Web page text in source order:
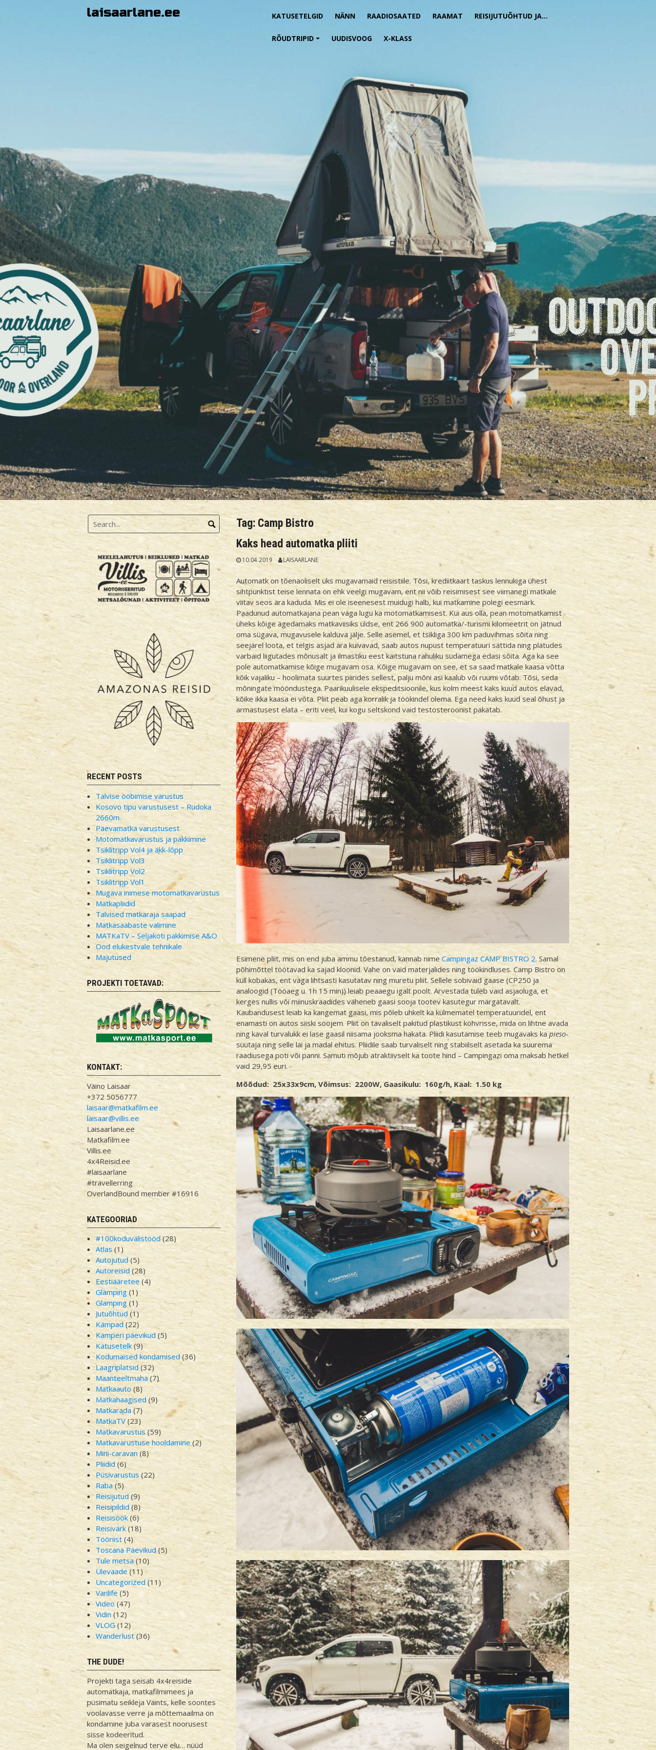
laisaarlane.ee KATUSETELGID NÄNN RAADIOSAATED RAAMAT REISIJUTUÕHTUD JA…
RÕUDTRIPID UUDISVOOG X-KLASS
Tag: Camp Bistro
Kaks head automatka pliiti
10.04.2019 LAISAARLANE
Automatk on tõenäoliselt üks mugavamaid reisistiile. Tõsi, krediitkaart taskus lennukiga ühest
sihtpunktist teise lennata on ehk veelgi mugavam, ent nii võib reisimisest see viimanegi matkale
viitav seos ära kaduda. Mis ei ole iseenesest muidugi halb, kui matkamine polegi eesmärk.
Paadunud automatkajana pean väga lugu ka motomatkamisest. Kui aus olla, pean motomatkamist
üheks kõige ägedamaks matkaviisiks üldse, ent 266 900 automatka/-turismi kilomeetrit on jätnud
oma sügava, mugavusele kalduva jälje. Selle asemel, et tsikliga 300 km paduvihmas sõita ning
seejärel loota, et telgis asjad ära kuivavad, saab autos nupust temperatuuri sättida ning plätudes
varbaid liigutades mõnusalt ja ilmastiku eest kaitstuna rahuliku südamega edasi sõita. Aga ka see
pole automatkamise kõige mugavam osa. Kõige mugavam on see, et sa saad matkale kaasa võtta
kõik vajaliku – hoolimata suurtes piirides sellest, palju mõni asi kaalub või ruumi võtab. Tõsi, seda
mõningate mööndustega. Paarikuulisele ekspeditsioonile, kus kolm meest kaks kuud autos elavad,
kõike ikka kaasa ei võta. Pliit peab aga korralik ja töökindel olema. Ega need kaks kuud seal õhust ja
armastusest elata – eriti veel, kui kogu seltskond vaid testosteroonist pakatab.
Esimene pliit, mis on end juba ammu tõestanud, kannab nimeCampingaz CAMP BISTRO 2. Samal
põhimõttel töötavad ka sajad kloonid. Vahe on vaid materjalides ning töökindluses. Camp Bistro on
küll kobakas, ent väga lihtsasti kasutatav ning muretu pliit. Sellele sobivaid gaase (CP250 ja
analoogid (Tööaeg u. 1h 15 min)) leiab peaaegu igalt poolt. Arvestada tuleb vaid asjaoluga, et
kerges nullis või miinuskraadides väheneb gaasi sooja tootev kasutegur märgatavalt.
Kaubandusest leiab ka kangemat gaasi, mis põleb uhkelt ka külmematel temperatuuridel, ent
enamasti on autos siiski soojem. Pliit on tavaliselt pakitud plastikust kohvrisse, mida on lihtne avada
ning kaval turvalukk ei lase gaasil niisama jooksma hakata. Pliidi kasutamise teeb mugavaks kapieso-
süütaja ning selle lai ja madal ehitus. Pliidile saab turvaliselt ning stabiilselt asetada ka suurema
raadiusega poti või panni. Samuti mõjub atraktiivselt ka toote hind – Campingazi oma maksab hetkel
vaid 29,95 euri.
Mõõdud: 25x33x9cm, Võimsus: 2200W, Gaasikulu: 160g/h, Kaal: 1.50 kg
RECENT POSTS
Talvise ööbimise varustus
Kosovo tipu varustusest – Rudoka
2660m.
Päevamatka varustusest
Motomatkavarustus ja pakkimine
Tsiklitripp Vol4 ja äkk-lõpp
Tsiklitripp Vol3
Tsiklitripp Vol2
Tsiklitripp Vol1
Mugava inimese motomatkavarustus
Matkapliidid
Talvised matkaraja saapad
Matkasaabaste valimine
MATKaTV – Seljakoti pakkimise A&O
Ood elukestvale tehnikale
Majutused
PROJEKTI TOETAVAD:
KONTAKT:
Väino Laisaar
+372 5056777
laisaar@matkafilm.ee
laisaar@villis.ee
Laisaarlane.ee
Matkafilm.ee
Villis.ee
4x4Reisid.ee
#laisaarlane
#travellerring
OverlandBound member #16916
KATEGOORIAD
#100koduvälistööd (28)
Atlas (1)
Autojutud(5)
Autoreisid (28)
Eestiääretee (4)
Glämping (1)
Glamping (1)
Jutuõhtud (1)
Kämpad (22)
Kämperi päevikud(5)
Katusetelk(9)
Kodumaised kondamised(36)
Laagriplatsid (32)
Maanteeltmaha (7)
Matkaauto (8)
Matkahaagised(9)
Matkarada (7)
MatkaTV (23)
Matkavarustus(59)
Matkavarustuse hooldamine (2)
Mini-caravan (8)
Pliidid (6)
Püsivarustus (22)
Raba(5)
Reisijutud (9)
Reisipildid (8)
Reisisöök(6)
Reisivärk (18)
Tööriist (4)
Toscana Päevikud(5)
Tule metsa (10)
Ülevaade(11)
Uncategorized (11)
Vanlife(5)
Video (47)
Vidin (12)
VLOG (12)
Wanderlust (36)
THE DUDE!
Projekti taga seisab 4x4reiside
automatkaja, matkafilmimees ja
püsimatu seikleja Väints, kelle soontes
voolavasse verre ja mõttemaailma on
kondamine juba varasest noorusest
sisse kodeeritud.
Ma olen seigelnud terve elu… nüüd